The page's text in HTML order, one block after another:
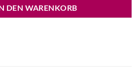
DEN WARENKORB